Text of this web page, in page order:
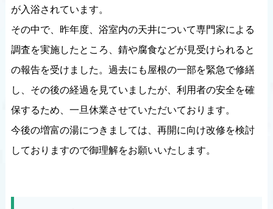
が入浴されています。
その中で、昨年度、浴室内の天井について専門家による
調査を実施したところ、錆や腐食などが見受けられると
の報告を受けました。過去にも屋根の一部を緊急で修繕
し、その後の経過を見ていましたが、利用者の安全を確
保するため、一旦休業させていただいております。
今後の増富の湯につきましては、再開に向け改修を検討
しておりますので御理解をお願いいたします。